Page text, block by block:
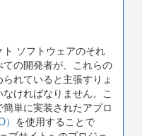
ト ソフトウェアのそれ
の開発者が、これらの
れていると主張すりょ
ければなりません。こ
単に実装されたアプロ
を使用することで